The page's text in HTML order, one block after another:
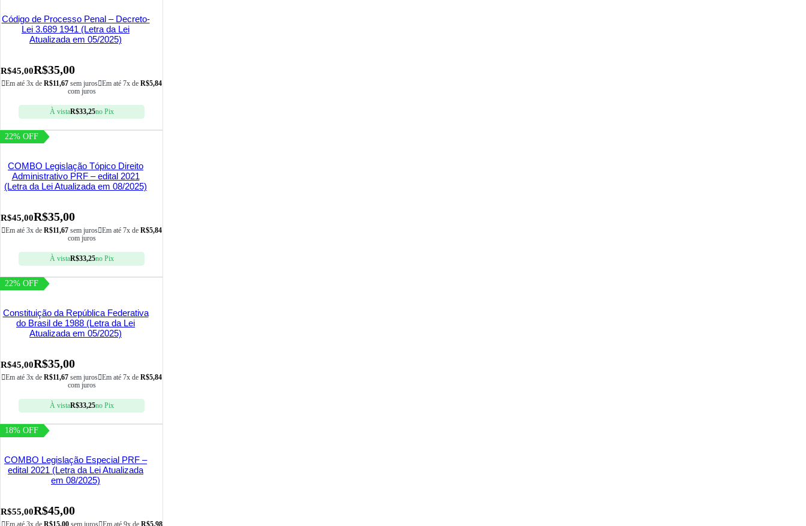
Código de Processo Penal – Decreto-
Lei 3.689 1941 (Letra da Lei
Atualizada em 05/2025)
R$45,00R$35,00
Em até 3x de R$11,67 sem juros Em até 7x de R$5,84
com juros
À vistaR$33,25no Pix
22% OFF
COMBO Legislação Tópico Direito
Administrativo PRF – edital 2021
(Letra da Lei Atualizada em 08/2025)
R$45,00R$35,00
Em até 3x de R$11,67 sem juros Em até 7x de R$5,84
com juros
À vistaR$33,25no Pix
22% OFF
Constituição da República Federativa
do Brasil de 1988 (Letra da Lei
Atualizada em 05/2025)
R$45,00R$35,00
Em até 3x de R$11,67 sem juros Em até 7x de R$5,84
com juros
À vistaR$33,25no Pix
18% OFF
COMBO Legislação Especial PRF –
edital 2021 (Letra da Lei Atualizada
em 08/2025)
R$55,00R$45,00
Em até 3x de R$15,00sem juros Em até 9x de R$5,98